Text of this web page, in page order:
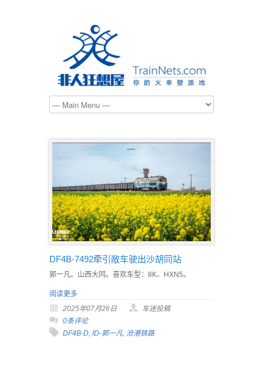
DF4B-7492牵引敞车驶出沙胡同站
郭一凡。山西大同。喜欢车型：8K、HXN5。
阅读更多
2025年07月26日
车迷投稿
0条评论
DF4B-D, ID-郭一凡, 沧港铁路